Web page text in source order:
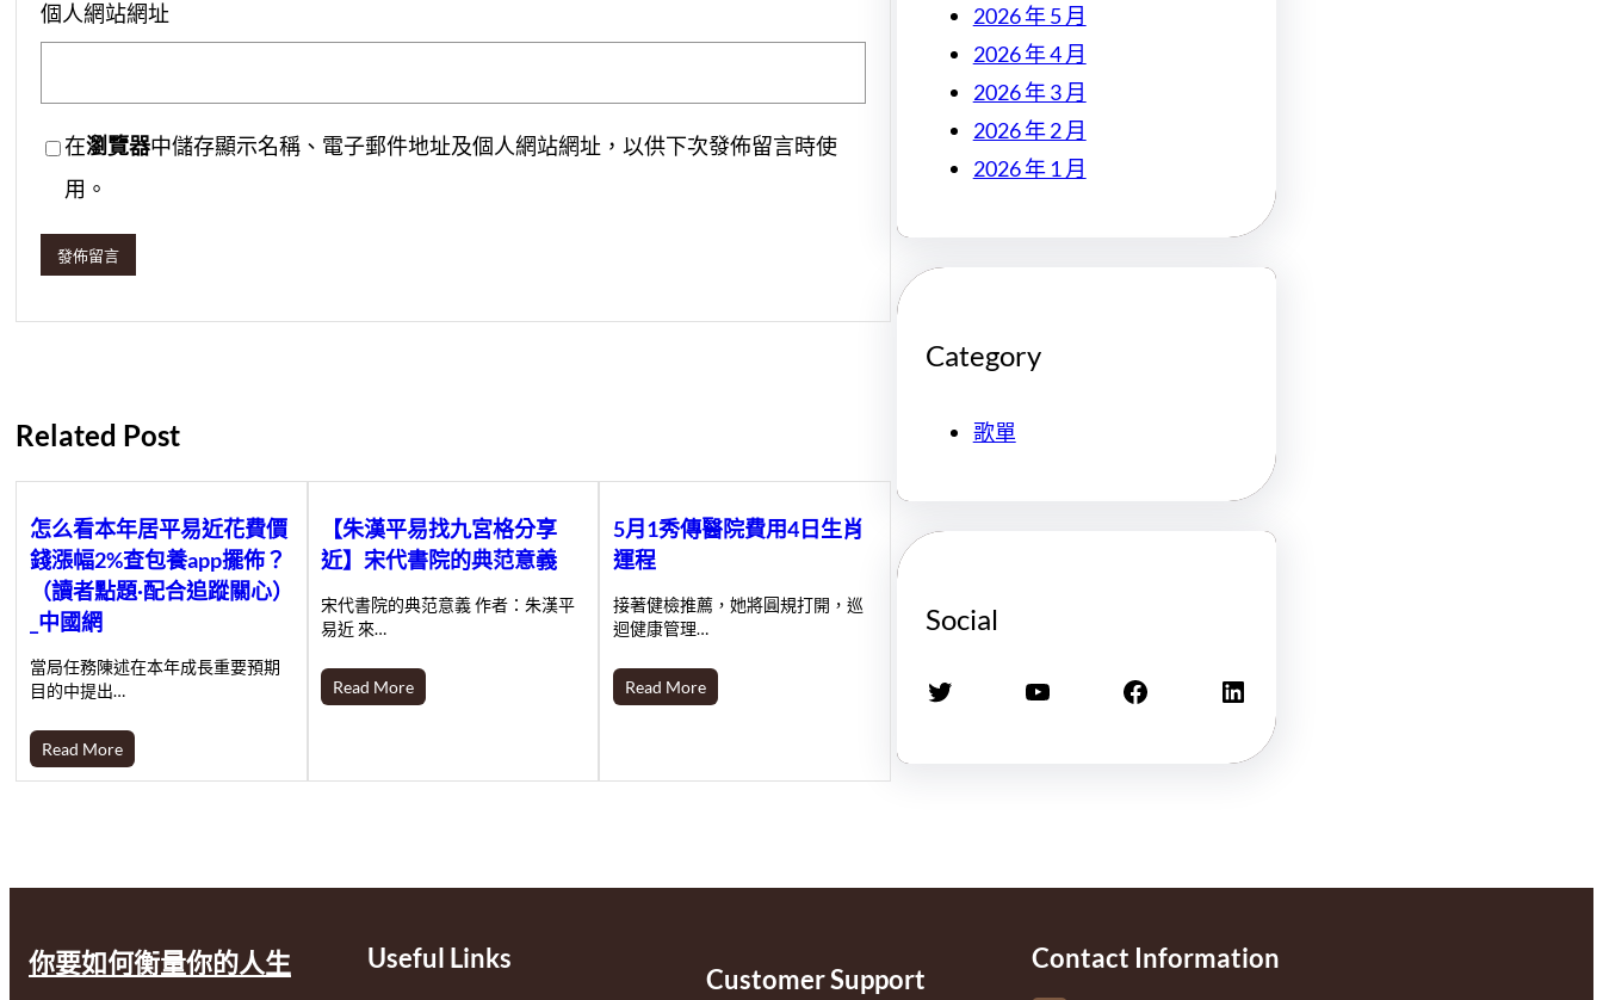
個人網站網址
在瀏覽器中儲存顯示名稱、電子郵件地址及個人網站網址，以供下次發佈留言時使
用。
Related Post
怎么看本年居平易近花費價
錢漲幅2%查包養app擺佈？
（讀者點題·配合追蹤關心）
_中國網
當局任務陳述在本年成長重要預期
目的中提出…
Read More
【朱漢平易找九宮格分享
近】宋代書院的典范意義
宋代書院的典范意義 作者：朱漢平
易近 來…
Read More
5月1秀傳醫院費用4日生肖
運程
接著健檢推薦，她將圓規打開，巡
迴健康管理…
Read More
2026 年 5 月
2026 年 4 月
2026 年 3 月
2026 年 2 月
2026 年 1 月
Category
歌單
Social
X YouTube Facebook LinkedIn
你要如何衡量你的人生 Useful Links
Customer Support
Contact Information